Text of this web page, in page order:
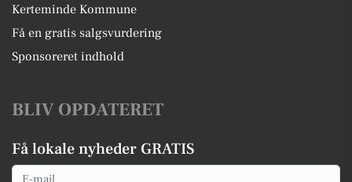
Kerteminde Kommune
Få en gratis salgsvurdering
Sponsoreret indhold
BLIV OPDATERET
Få lokale nyheder GRATIS
Email